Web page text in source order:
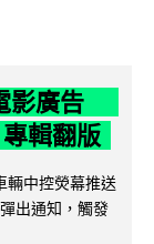
影廣告
輯翻版
輛中控熒幕推送
出通知，觸發